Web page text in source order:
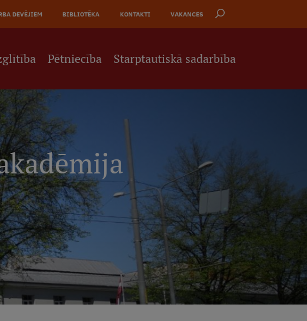
DEVĒJIEM BIBLIOTĒKA KONTAKTI VAKANCES
Pētniecība Starptautiskā sadarbība